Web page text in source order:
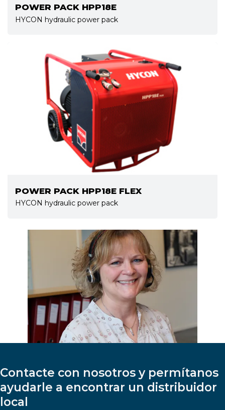
POWER PACK HPP18E
HYCON hydraulic power pack
POWER PACK HPP18E FLEX
HYCON hydraulic power pack
Contacte con nosotros y permítanos
ayudarle a encontrar un distribuidor
local